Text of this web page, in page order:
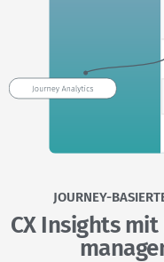
JOURNEY-
CX Insights